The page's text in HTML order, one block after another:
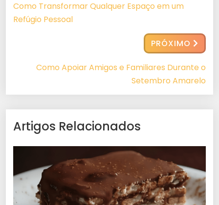
Como Transformar Qualquer Espaço em um
Refúgio Pessoal
PRÓXIMO
Como Apoiar Amigos e Familiares Durante o
Setembro Amarelo
Artigos Relacionados